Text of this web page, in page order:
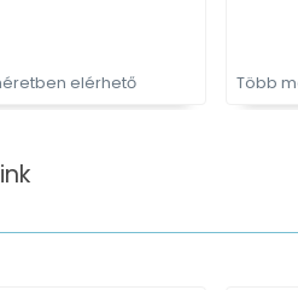
elérhető Több